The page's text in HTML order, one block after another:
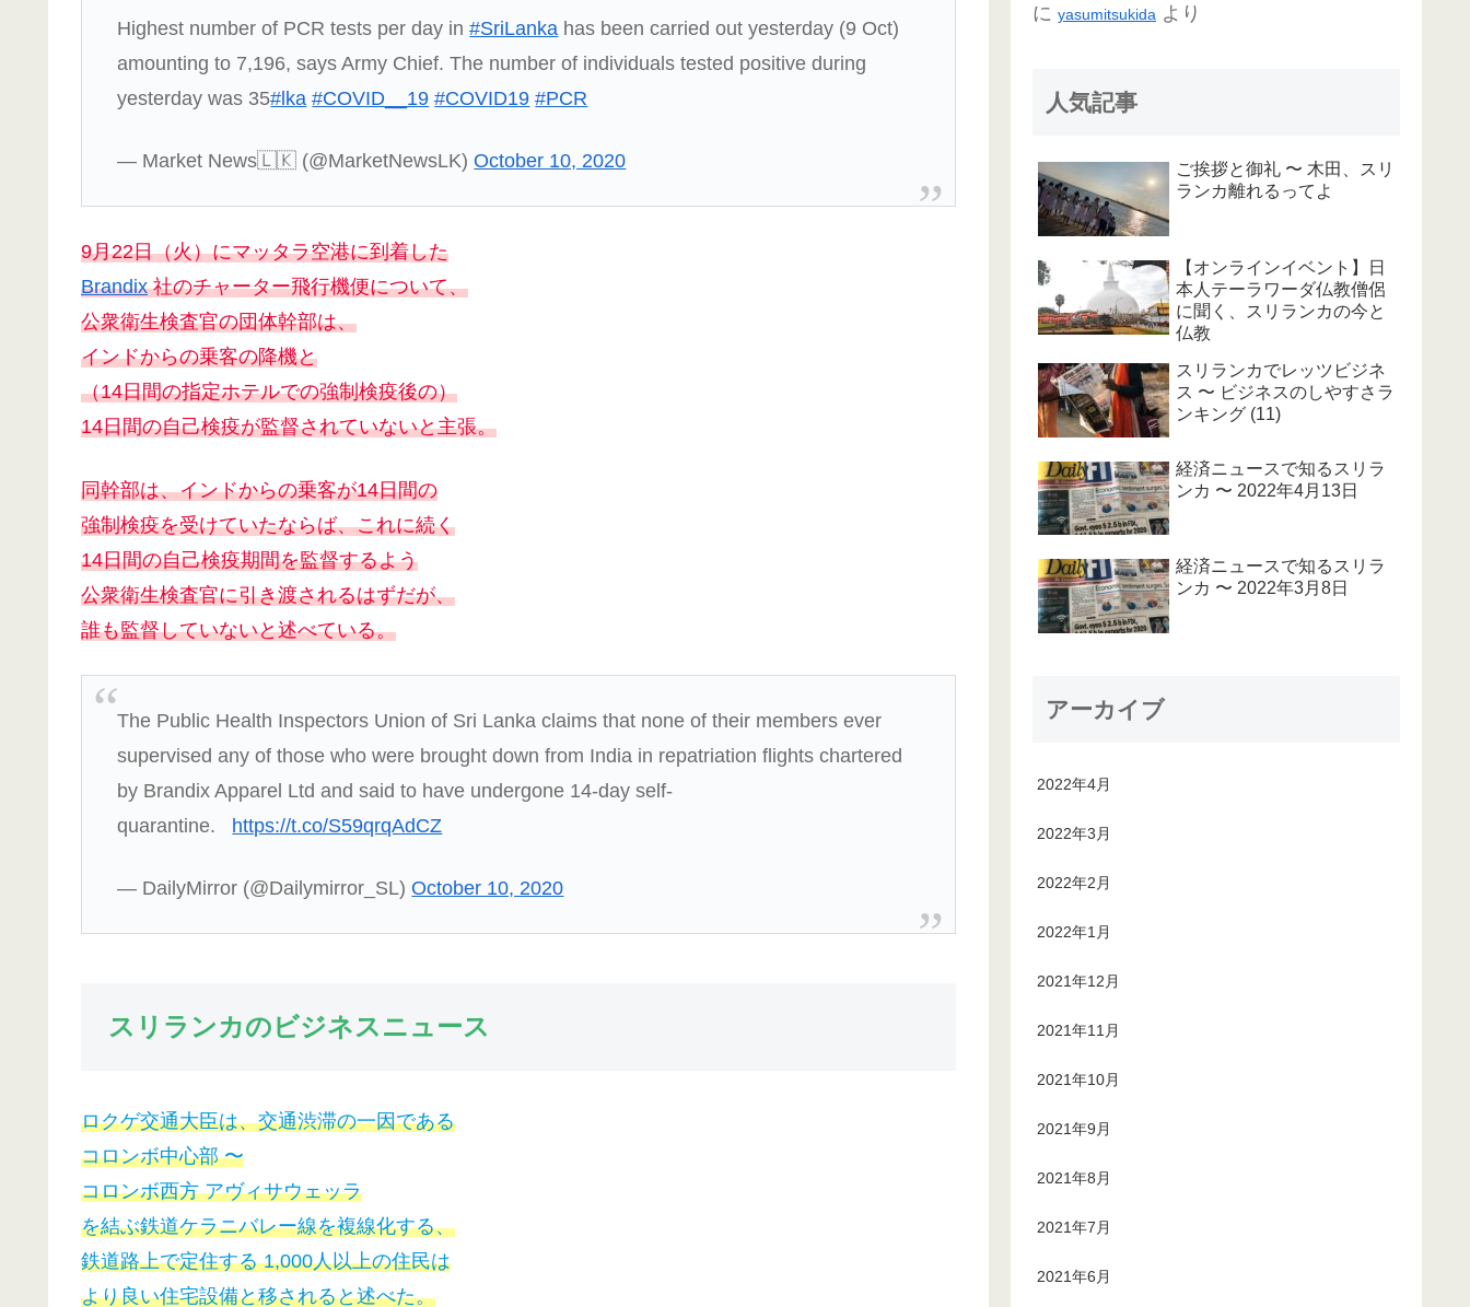
Highest number of PCR tests per day in#SriLanka has been carried out yesterday (9 Oct)
amounting to 7,196, says Army Chief. The number of individuals tested positive during
yesterday was 35#lka #COVID__19 #COVID19 #PCR
— Market News🇱🇰 (@MarketNewsLK)October 10, 2020
9月22日（火）にマッタラ空港に到着した
Brandix社のチャーター飛行機便について、
公衆衛生検査官の団体幹部は、
インドからの乗客の降機と
（14日間の指定ホテルでの強制検疫後の）
14日間の自己検疫が監督されていないと主張。
同幹部は、インドからの乗客が14日間の
強制検疫を受けていたならば、これに続く
14日間の自己検疫期間を監督するよう
公衆衛生検査官に引き渡されるはずだが、
誰も監督していないと述べている。
The Public Health Inspectors Union of Sri Lanka claims that none of their members ever
supervised any of those who were brought down from India in repatriation flights chartered
by Brandix Apparel Ltd and said to have undergone 14-day self-
quarantine. https://t.co/S59qrqAdCZ
— DailyMirror (@Dailymirror_SL)October 10, 2020
スリランカのビジネスニュース
ロクゲ交通大臣は、交通渋滞の一因である
コロンボ中心部 〜
コロンボ西方 アヴィサウェッラ
を結ぶ鉄道ケラニバレー線を複線化する、
鉄道路上で定住する 1,000人以上の住民は
より良い住宅設備と移されると述べた。
に yasumitsukida より
人気記事
ご挨拶と御礼 〜 木田、スリ
ランカ離れるってよ
【オンラインイベント】日
本人テーラワーダ仏教僧侶
に聞く、スリランカの今と
仏教
スリランカでレッツビジネ
ス 〜 ビジネスのしやすさラ
ンキング (11)
経済ニュースで知るスリラ
ンカ 〜 2022年4月13日
経済ニュースで知るスリラ
ンカ 〜 2022年3月8日
アーカイブ
2022年4月
2022年3月
2022年2月
2022年1月
2021年12月
2021年11月
2021年10月
2021年9月
2021年8月
2021年7月
2021年6月